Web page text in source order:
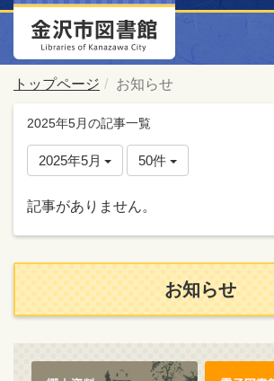
トップページ お知らせ
2025年5月の記事一覧
2025年5月 50件
記事がありません。
お知らせ